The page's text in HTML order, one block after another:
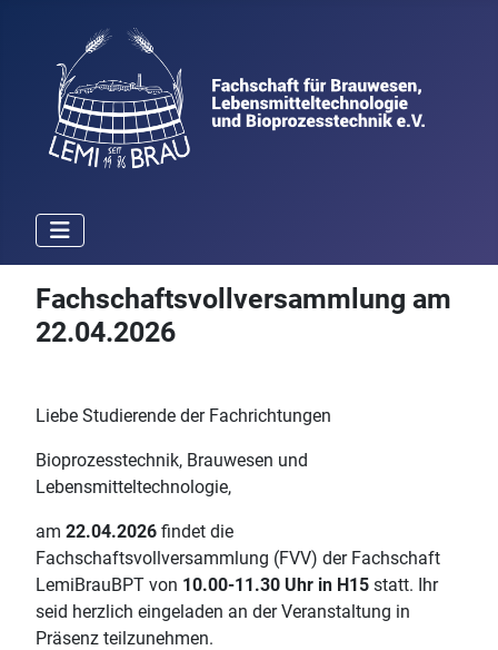
Fachschaftsvollversammlung am
22.04.2026
Liebe Studierende der Fachrichtungen
Bioprozesstechnik, Brauwesen und
Lebensmitteltechnologie,
am 22.04.2026 findet die
Fachschaftsvollversammlung (FVV) der Fachschaft
LemiBrauBPT von 10.00-11.30 Uhr in H15 statt. Ihr
seid herzlich eingeladen an der Veranstaltung in
Präsenz teilzunehmen.